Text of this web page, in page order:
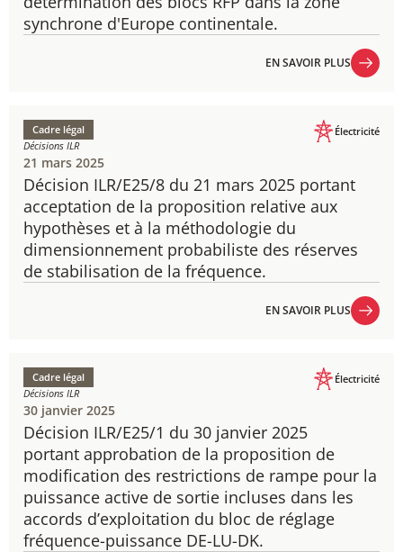
synchrone d'Europe continentale.
EN SAVOIR PLUS
Décision ILR/E25/8 du 21 mars 2025 portant
acceptation de la proposition relative aux
hypothèses et à la méthodologie du
dimensionnement probabiliste des réserves
de stabilisation de la fréquence.
Cadre légal
Décisions ILR
Électricité
21 mars 2025
EN SAVOIR PLUS
Décision ILR/E25/1 du 30 janvier 2025
portant approbation de la proposition de
modification des restrictions de rampe pour la
puissance active de sortie incluses dans les
accords d’exploitation du bloc de réglage
fréquence-puissance DE-LU-DK.
Cadre légal
Décisions ILR
Électricité
30 janvier 2025